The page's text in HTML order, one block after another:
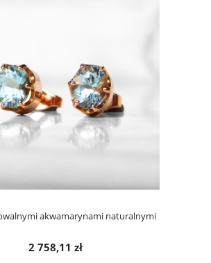
akwamarynami naturalnymi
2 758,11 zł